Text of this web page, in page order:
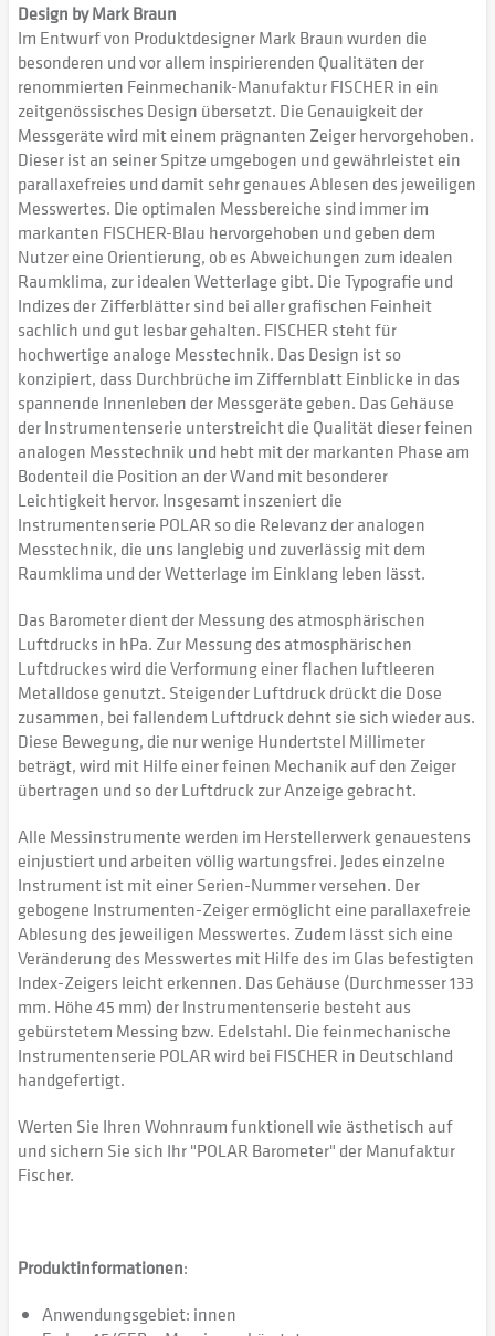
Design by Mark Braun
Im Entwurf von Produktdesigner Mark Braun wurden die
besonderen und vor allem inspirierenden Qualitäten der
renommierten Feinmechanik-Manufaktur FISCHER in ein
zeitgenössisches Design übersetzt. Die Genauigkeit der
Messgeräte wird mit einem prägnanten Zeiger hervorgehoben.
Dieser ist an seiner Spitze umgebogen und gewährleistet ein
parallaxefreies und damit sehr genaues Ablesen des jeweiligen
Messwertes. Die optimalen Messbereiche sind immer im
markanten FISCHER-Blau hervorgehoben und geben dem
Nutzer eine Orientierung, ob es Abweichungen zum idealen
Raumklima, zur idealen Wetterlage gibt. Die Typografie und
Indizes der Zifferblätter sind bei aller grafischen Feinheit
sachlich und gut lesbar gehalten. FISCHER steht für
hochwertige analoge Messtechnik. Das Design ist so
konzipiert, dass Durchbrüche im Ziffernblatt Einblicke in das
spannende Innenleben der Messgeräte geben. Das Gehäuse
der Instrumentenserie unterstreicht die Qualität dieser feinen
analogen Messtechnik und hebt mit der markanten Phase am
Bodenteil die Position an der Wand mit besonderer
Leichtigkeit hervor. Insgesamt inszeniert die
Instrumentenserie POLAR so die Relevanz der analogen
Messtechnik, die uns langlebig und zuverlässig mit dem
Raumklima und der Wetterlage im Einklang leben lässt.
Das Barometer dient der Messung des atmosphärischen
Luftdrucks in hPa. Zur Messung des atmosphärischen
Luftdruckes wird die Verformung einer flachen luftleeren
Metalldose genutzt. Steigender Luftdruck drückt die Dose
zusammen, bei fallendem Luftdruck dehnt sie sich wieder aus.
Diese Bewegung, die nur wenige Hundertstel Millimeter
beträgt, wird mit Hilfe einer feinen Mechanik auf den Zeiger
übertragen und so der Luftdruck zur Anzeige gebracht.
Alle Messinstrumente werden im Herstellerwerk genauestens
einjustiert und arbeiten völlig wartungsfrei. Jedes einzelne
Instrument ist mit einer Serien-Nummer versehen. Der
gebogene Instrumenten-Zeiger ermöglicht eine parallaxefreie
Ablesung des jeweiligen Messwertes. Zudem lässt sich eine
Veränderung des Messwertes mit Hilfe des im Glas befestigten
Index-Zeigers leicht erkennen. Das Gehäuse (Durchmesser 133
mm. Höhe 45 mm) der Instrumentenserie besteht aus
gebürstetem Messing bzw. Edelstahl. Die feinmechanische
Instrumentenserie POLAR wird bei FISCHER in Deutschland
handgefertigt.
Werten Sie Ihren Wohnraum funktionell wie ästhetisch auf
und sichern Sie sich Ihr "POLAR Barometer" der Manufaktur
Fischer.
Produktinformationen:
Anwendungsgebiet: innen